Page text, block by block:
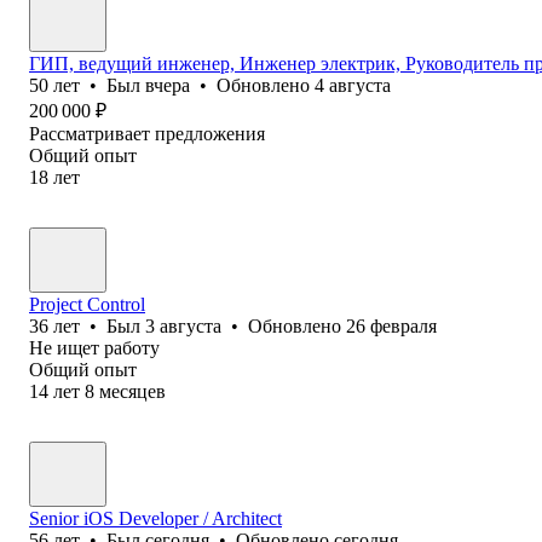
ГИП, ведущий инженер, Инженер электрик, Руководитель
50 лет • Был вчера • Обновлено 4 августа
200 000 ₽
Рассматривает предложения
Общий опыт
18 лет
Project Control
36 лет • Был 3 августа • Обновлено 26 февраля
Не ищет работу
Общий опыт
14 лет 8 месяцев
Senior iOS Developer / Architect